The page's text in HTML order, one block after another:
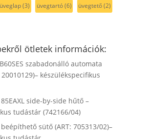
üveglap(3) üvegtartó(6) üvegtető(2)
ötletek információk:
szabadonálló automata
készülékspecifikus
side-by-side hűtő –
tudástár (742166/04)
sütő (ART: 705313/02)–